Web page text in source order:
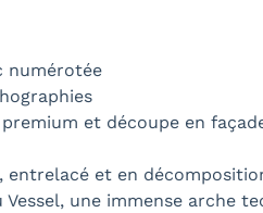
numérotée
et découpe en
entrelacé et en
une immense arche